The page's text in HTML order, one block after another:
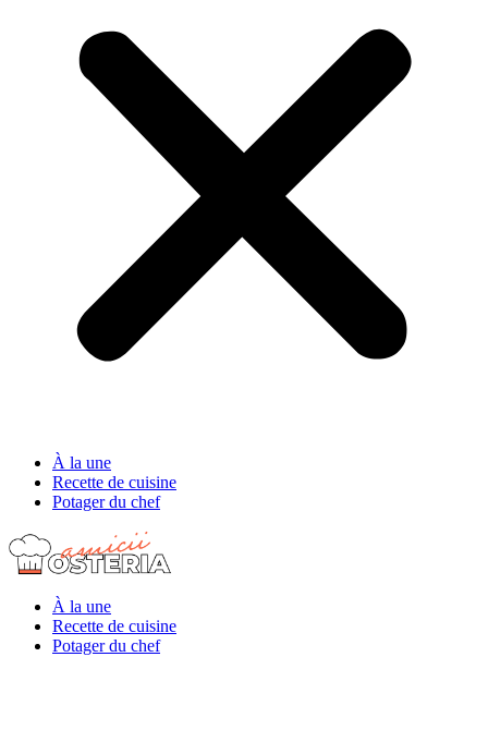
À la une
Recette de cuisine
Potager du chef
À la une
Recette de cuisine
Potager du chef